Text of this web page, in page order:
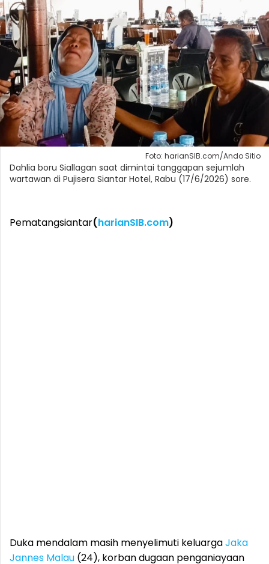
Foto: harianSIB.com/Ando Sitio
Dahlia boru Siallagan saat dimintai tanggapan sejumlah
wartawan di Pujisera Siantar Hotel, Rabu (17/6/2026) sore.
Pematangsiantar(harianSIB.com)
Duka mendalam masih menyelimuti keluargaJaka
Jannes Malau (24), korban dugaan penganiayaan